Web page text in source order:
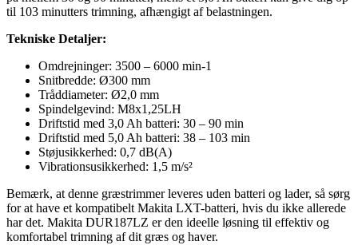
til 103 minutters trimning, afhængigt af belastningen.
Tekniske Detaljer:
Omdrejninger: 3500 – 6000 min-1
Snitbredde: Ø300 mm
Tråddiameter: Ø2,0 mm
Spindelgevind: M8x1,25LH
Driftstid med 3,0 Ah batteri: 30 – 90 min
Driftstid med 5,0 Ah batteri: 38 – 103 min
Støjusikkerhed: 0,7 dB(A)
Vibrationsusikkerhed: 1,5 m/s²
Bemærk, at denne græstrimmer leveres uden batteri og lader, så sørg
for at have et kompatibelt Makita LXT-batteri, hvis du ikke allerede
har det. Makita DUR187LZ er den ideelle løsning til effektiv og
komfortabel trimning af dit græs og haver.